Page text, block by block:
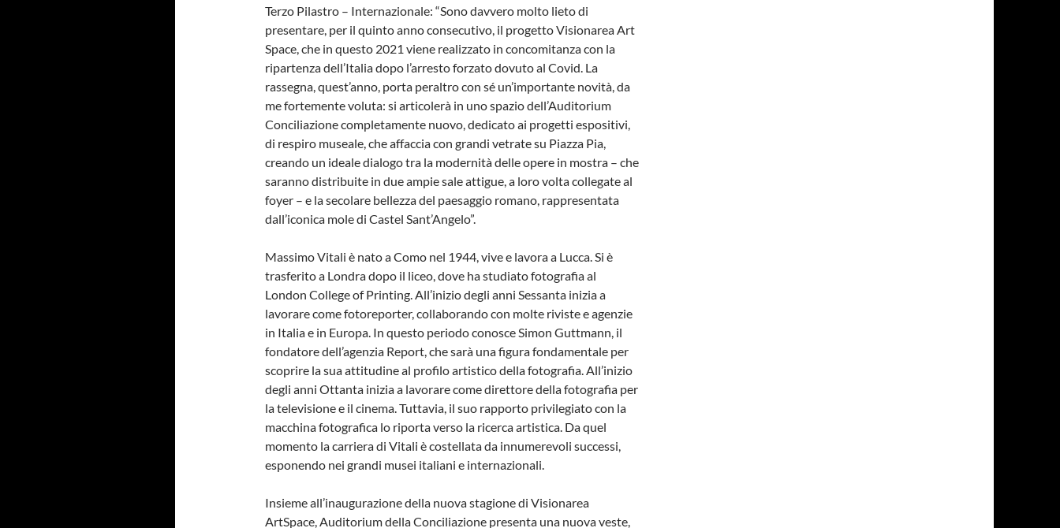
Terzo Pilastro – Internazionale: “Sono davvero molto lieto di
presentare, per il quinto anno consecutivo, il progetto Visionarea Art
Space, che in questo 2021 viene realizzato in concomitanza con la
ripartenza dell’Italia dopo l’arresto forzato dovuto al Covid. La
rassegna, quest’anno, porta peraltro con sé un’importante novità, da
me fortemente voluta: si articolerà in uno spazio dell’Auditorium
Conciliazione completamente nuovo, dedicato ai progetti espositivi,
di respiro museale, che affaccia con grandi vetrate su Piazza Pia,
creando un ideale dialogo tra la modernità delle opere in mostra – che
saranno distribuite in due ampie sale attigue, a loro volta collegate al
foyer – e la secolare bellezza del paesaggio romano, rappresentata
dall’iconica mole di Castel Sant’Angelo”.
Massimo Vitali è nato a Como nel 1944, vive e lavora a Lucca. Si è
trasferito a Londra dopo il liceo, dove ha studiato fotografia al
London College of Printing. All’inizio degli anni Sessanta inizia a
lavorare come fotoreporter, collaborando con molte riviste e agenzie
in Italia e in Europa. In questo periodo conosce Simon Guttmann, il
fondatore dell’agenzia Report, che sarà una figura fondamentale per
scoprire la sua attitudine al profilo artistico della fotografia. All’inizio
degli anni Ottanta inizia a lavorare come direttore della fotografia per
la televisione e il cinema. Tuttavia, il suo rapporto privilegiato con la
macchina fotografica lo riporta verso la ricerca artistica. Da quel
momento la carriera di Vitali è costellata da innumerevoli successi,
esponendo nei grandi musei italiani e internazionali.
Insieme all’inaugurazione della nuova stagione di Visionarea
ArtSpace, Auditorium della Conciliazione presenta una nuova veste,